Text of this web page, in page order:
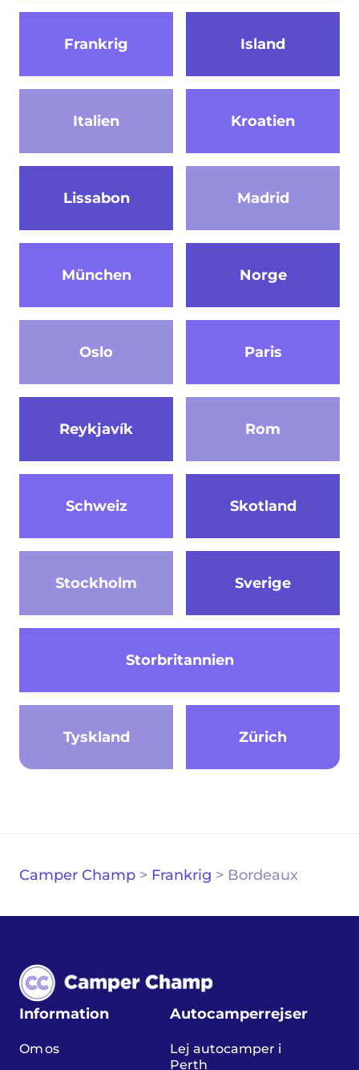
Frankrig Island
Italien Kroatien
Lissabon Madrid
München Norge
Oslo Paris
Reykjavík Rom
Schweiz Skotland
Stockholm
Storbritannien
Sverige
Tyskland Zürich
Camper Champ > Frankrig > Bordeaux
Information
Om os
Autocamperrejser
Lej autocamper i
Perth